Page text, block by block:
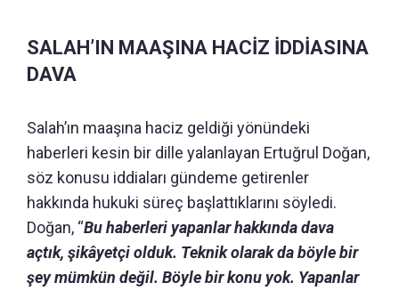
SALAH’IN MAAŞINA HACİZ İDDİASINA
DAVA
Salah’ın maaşına haciz geldiği yönündeki
haberleri kesin bir dille yalanlayan Ertuğrul Doğan,
söz konusu iddiaları gündeme getirenler
hakkında hukuki süreç başlattıklarını söyledi.
Doğan, “Bu haberleri yapanlar hakkında dava
açtık, şikâyetçi olduk. Teknik olarak da böyle bir
şey mümkün değil. Böyle bir konu yok. Yapanlar